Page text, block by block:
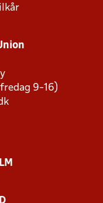
9-16)